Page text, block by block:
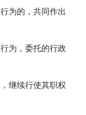
为的，共同作出
为，委托的行政
继续行使其职权